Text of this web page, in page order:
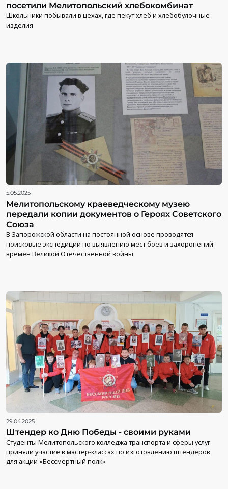
посетили Мелитопольский хлебокомбинат
Школьники побывали в цехах, где пекут хлеб и хлебобулочные
изделия
5.05.2025
Мелитопольскому краеведческому музею
передали копии документов о Героях Советского
Союза
В Запорожской области на постоянной основе проводятся
поисковые экспедиции по выявлению мест боёв и захоронений
времён Великой Отечественной войны
29.04.2025
Штендер ко Дню Победы - своими руками
Студенты Мелитопольского колледжа транспорта и сферы услуг
приняли участие в мастер-классах по изготовлению штендеров
для акции «Бессмертный полк»